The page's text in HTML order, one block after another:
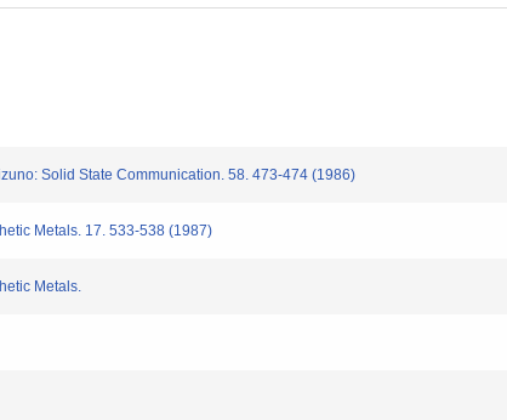
Solid State Communication. 58. 473-474 (1986)
Metals. 17. 533-538 (1987)
Metals.